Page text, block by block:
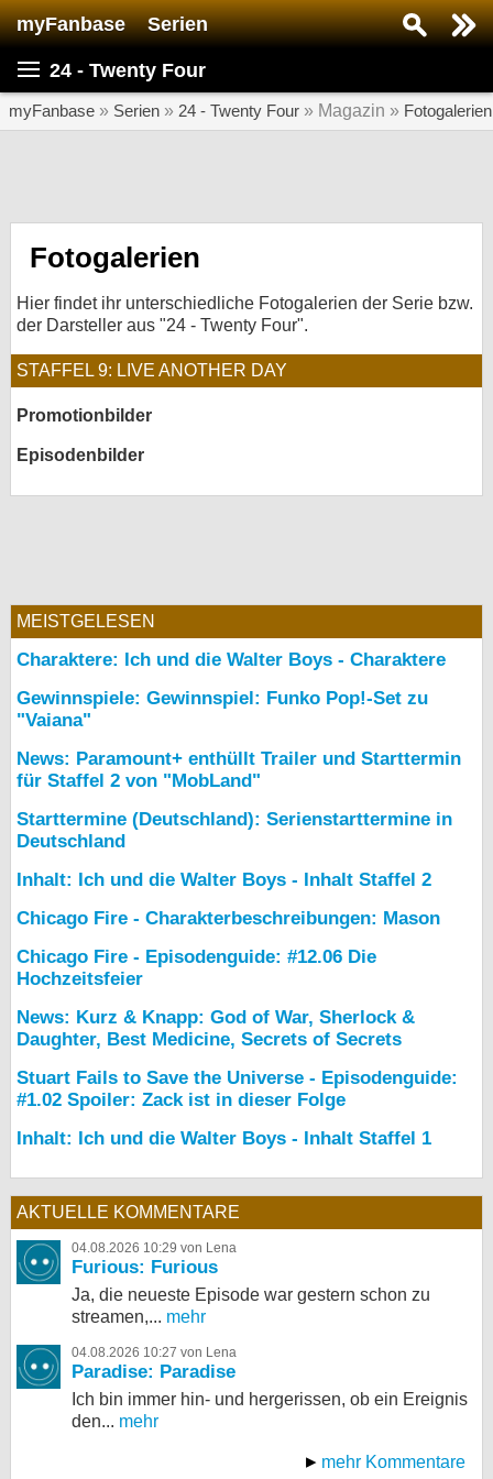
myFanbase Serien
24 - Twenty Four
myFanbase » Serien » 24 - Twenty Four » Magazin » Fotogalerien
Fotogalerien
Hier findet ihr unterschiedliche Fotogalerien der Serie bzw.
der Darsteller aus "24 - Twenty Four".
STAFFEL 9: LIVE ANOTHER DAY
Promotionbilder
Episodenbilder
MEISTGELESEN
Charaktere: Ich und die Walter Boys - Charaktere
Gewinnspiele: Gewinnspiel: Funko Pop!-Set zu
"Vaiana"
News: Paramount+ enthüllt Trailer und Starttermin
für Staffel 2 von "MobLand"
Starttermine (Deutschland): Serienstarttermine in
Deutschland
Inhalt: Ich und die Walter Boys - Inhalt Staffel 2
Chicago Fire - Charakterbeschreibungen: Mason
Chicago Fire - Episodenguide: #12.06 Die
Hochzeitsfeier
News: Kurz & Knapp: God of War, Sherlock &
Daughter, Best Medicine, Secrets of Secrets
Stuart Fails to Save the Universe - Episodenguide:
#1.02 Spoiler: Zack ist in dieser Folge
Inhalt: Ich und die Walter Boys - Inhalt Staffel 1
AKTUELLE KOMMENTARE
04.08.2026 10:29 von Lena
Furious: Furious
Ja, die neueste Episode war gestern schon zu
streamen,... mehr
04.08.2026 10:27 von Lena
Paradise: Paradise
Ich bin immer hin- und hergerissen, ob ein Ereignis
den... mehr
mehr Kommentare
Serie suchen...
SERIEN
KULTUR
Specials
SERVICE
Kontakt
Nutzungsbedingungen
Cookie-Einstellungen
Impressum
Desktop-Ansicht
myFanbase